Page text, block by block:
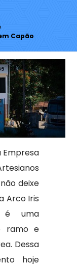
Capão
Empresa
deixe
Arco Iris
é uma
ramo e
Dessa
hoje